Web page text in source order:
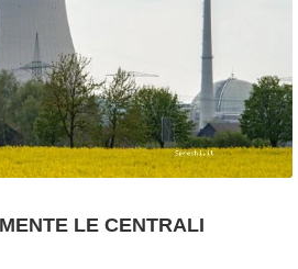
LE CENTRALI